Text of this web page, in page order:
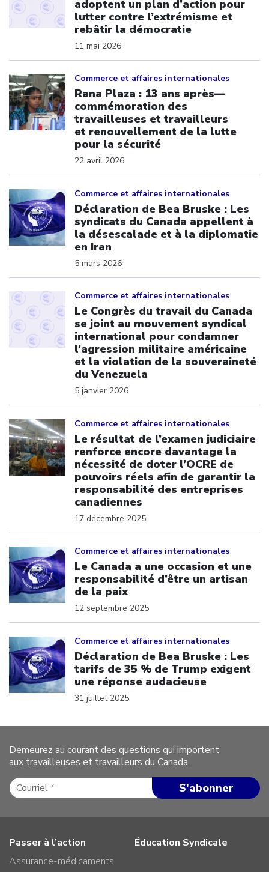
adoptent un plan d’action pour
lutter contre l’extrémisme et
rebâtir la démocratie
11 mai 2026
Commerce et affaires internationales
Rana Plaza : 13 ans après—
commémoration des
travailleuses et travailleurs
et renouvellement de la lutte
pour la sécurité
22 avril 2026
Commerce et affaires internationales
Déclaration de Bea Bruske : Les
syndicats du Canada appellent à
la désescalade et à la diplomatie
en Iran
5 mars 2026
Commerce et affaires internationales
Le Congrès du travail du Canada
se joint au mouvement syndical
international pour condamner
l’agression militaire américaine
et la violation de la souveraineté
du Venezuela
5 janvier 2026
Commerce et affaires internationales
Le résultat de l’examen judiciaire
renforce encore davantage la
nécessité de doter l’OCRE de
pouvoirs réels afin de garantir la
responsabilité des entreprises
canadiennes
17 décembre 2025
Commerce et affaires internationales
Le Canada a une occasion et une
responsabilité d’être un artisan
de la paix
12 septembre 2025
Commerce et affaires internationales
Déclaration de Bea Bruske : Les
tarifs de 35 % de Trump exigent
une réponse audacieuse
31 juillet 2025
Demeurez au courant des questions qui importent
aux travailleuses et travailleurs du Canada.
Passer à l’action
Assurance-médicaments
Éducation Syndicale